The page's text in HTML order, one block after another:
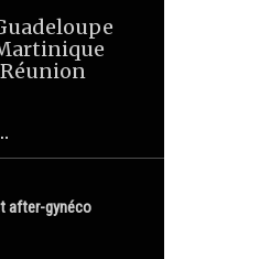
after-gynéco